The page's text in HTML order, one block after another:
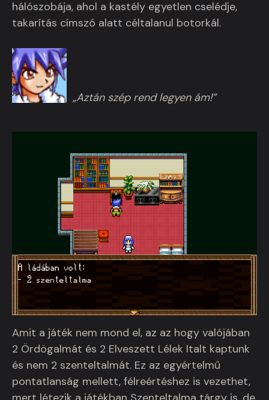
hálószobája, ahol a kastély egyetlen cselédje,
takarítás címszó alatt céltalanul botorkál.
„Aztán szép rend legyen ám!”
Amit a játék nem mond el, az az hogy valójában
2 Ördögalmát és 2 Elveszett Lélek Italt kaptunk
és nem 2 szenteltalmát. Ez az egyértelmű
pontatlanság mellett, félreértéshez is vezethet,